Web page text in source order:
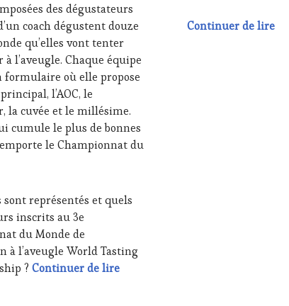
,
,
des dégustateurs
coach dégustent douze
qu’elles vont tenter
l’aveugle. Chaque équipe
où elle propose
l’AOC, le
la cuvée et le millésime.
cumule le plus de bonnes
le Championnat du
sont représentés et quels
inscrits au 3e
du Monde de
à l’aveugle World Tasting
? Continuer de lire13e Championnat du Monde de
OENOTOURISME,
PARTENAIRES
Continuer de lire